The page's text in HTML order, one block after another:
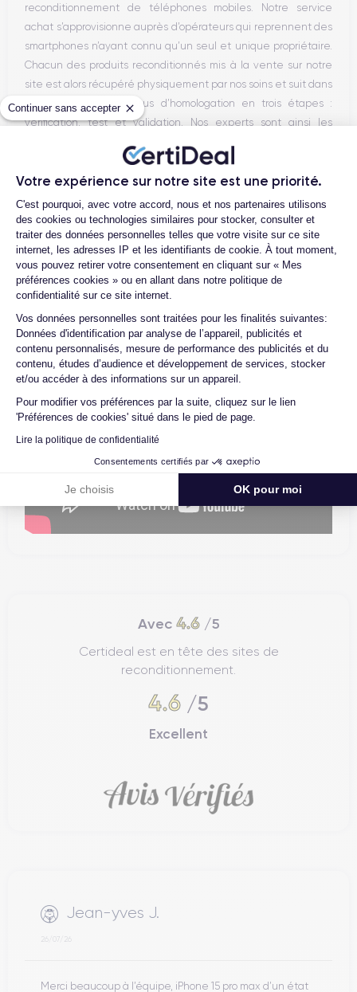
Continuer sans accepter
Votre expérience sur notre site est une priorité.
Plateforme de Gestion du
C'est pourquoi, avec votre accord, nous et nos partenaires utilisons
des cookies ou technologies similaires pour stocker, consulter et
traiter des données personnelles telles que votre visite sur ce site
internet, les adresses IP et les identifiants de cookie. À tout moment,
vous pouvez retirer votre consentement en cliquant sur « Mes
préférences cookies » ou en allant dans notre politique de
confidentialité sur ce site internet.
Vos données personnelles sont traitées pour les finalités suivantes:
Données d'identification par analyse de l’appareil, publicités et
contenu personnalisés, mesure de performance des publicités et du
contenu, études d’audience et développement de services, stocker
et/ou accéder à des informations sur un appareil.
Pour modifier vos préférences par la suite, cliquez sur le lien
'Préférences de cookies' situé dans le pied de page.
Lire la politique de confidentialité
Consentements certifiés par
Je choisis OK pour moi
Axeptio consent
reconditionnement de téléphones mobiles. Notre service
achat s’approvisionne auprès d’opérateurs qui reprennent des
smartphones n’ayant connu qu’un seul et unique propriétaire.
Chacun des produits reconditionnés mis à la vente sur notre
site est alors récupéré physiquement par nos soins et suit dans
nos locaux un processus d’homologation en trois étapes :
vérification, test et validation. Nos experts sont ainsi les
reconditionnons nous-mêmes en interne, sans autre
intermédiaire. C’est l’assurance pour nos clients d’acheter un
téléphone en toute confiance, reconditionné en France,
accompagné d’une garantie de 30 mois et d’un service après-
vente en contact continu avec nos experts techniques.
Parcours d'un Smartphone
Avec 4.6/5
Certideal est en tête des sites de
reconditionnement.
4.6 /5
Excellent
Jean-yves J.
26/07/26
Merci beaucoup à l’équipe, iPhone 15 pro max d’un état